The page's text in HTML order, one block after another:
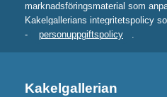
marknadsföringsmaterial som
Kakelgallerians integritetspolicy
-
personuppgiftspolicy .
Kakelgallerian